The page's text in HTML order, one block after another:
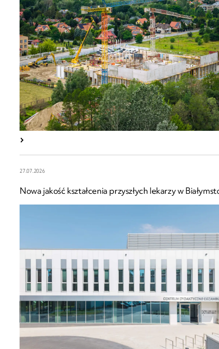
27.07.2026
Nowa jakość kształcenia przyszłych lekarzy w